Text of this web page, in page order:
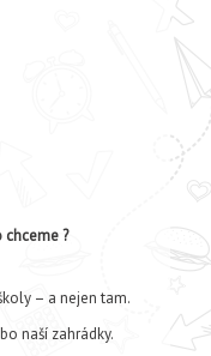
?
– a nejen tam.
naší zahrádky.